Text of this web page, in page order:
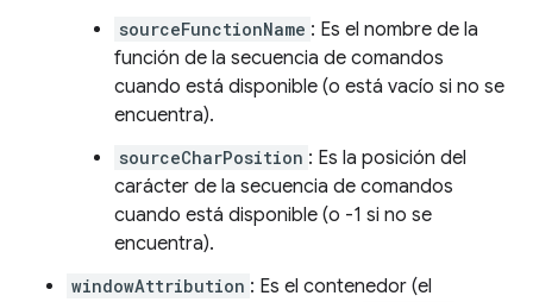
sourceFunctionName : Es el nombre de la
función de la secuencia de comandos
cuando está disponible (o está vacío si no se
encuentra).
sourceCharPosition : Es la posición del
carácter de la secuencia de comandos
cuando está disponible (o -1 si no se
encuentra).
windowAttribution : Es el contenedor (el